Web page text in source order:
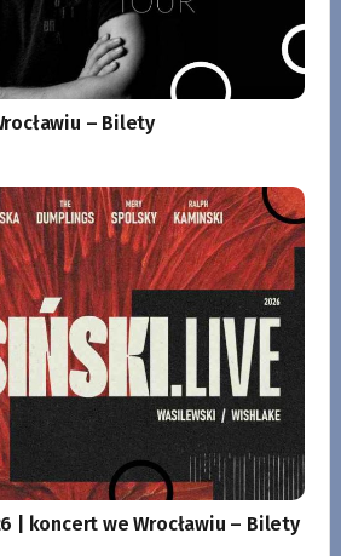
– Bilety
| koncert we Wrocławiu – Bilety